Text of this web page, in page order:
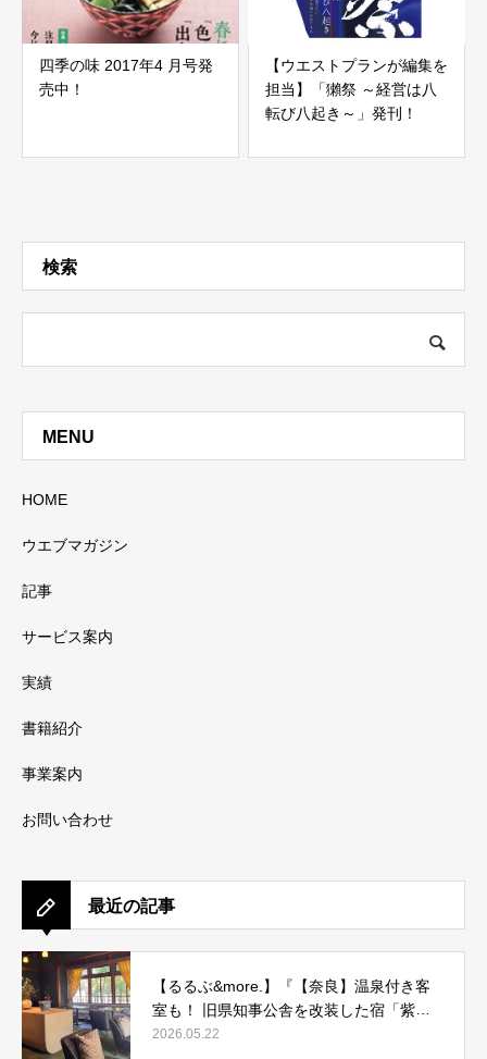
四季の味 2017年4 月号発
売中！
【ウエストプランが編集を
担当】「獺祭 ～経営は八
転び八起き～」発刊！
検索
MENU
HOME
ウエブマガジン
記事
サービス案内
実績
書籍紹介
事業案内
お問い合わせ
最近の記事
【るるぶ&more.】『【奈良】温泉付き客
室も！ 旧県知事公舎を改装した宿「紫翠
ラグジュアリーコレクションホテル 奈
2026.05.22